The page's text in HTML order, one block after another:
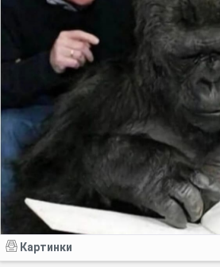
Картинки